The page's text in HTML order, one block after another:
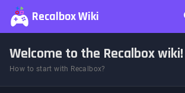
Recalbox Wiki
Welcome to the Recalbox wiki!
How to start with Recalbox?